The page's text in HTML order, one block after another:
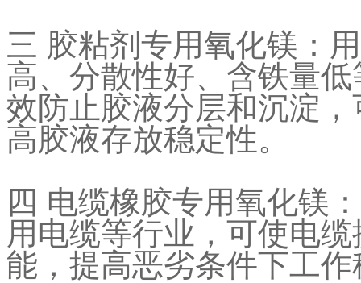
三 胶粘剂专用氧化镁：
高、分散性好、含铁量
效防止胶液分层和沉淀
高胶液存放稳定性。
四 电缆橡胶专用氧化镁
用电缆等行业，可使电
能，提高恶劣条件下工